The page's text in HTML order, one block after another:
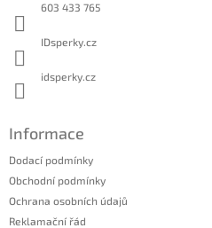
603 433 765
IDsperky.cz
idsperky.cz
Informace
Dodací podmínky
Obchodní podmínky
Ochrana osobních údajů
Reklamační řád